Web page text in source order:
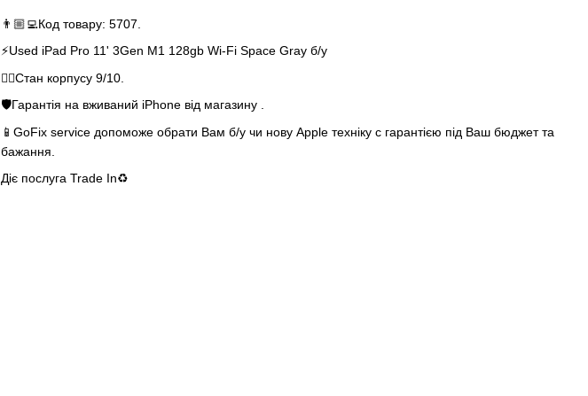
👨🏼‍💻Код товару: 5707.
⚡️Used iPad Pro 11' 3Gen M1 128gb Wi-Fi Space Gray б/у
👌🏻Стан корпусу 9/10.
🛡Гарантія на вживаний iPhone від магазину .
📱GoFix service допоможе обрати Вам б/у чи нову Apple техніку с гарантією під Ваш бюджет та
бажання.
Діє послуга Trade In♻️